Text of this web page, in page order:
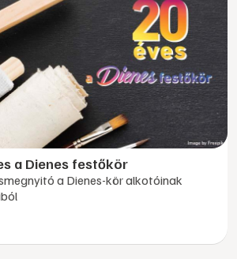
a Dienes festőkör
a Dienes-kör alkotóinak